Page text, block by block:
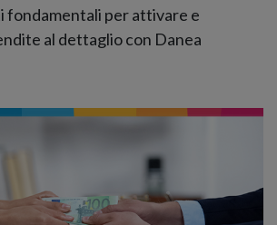
fondamentali per attivare e
al dettaglio con Danea